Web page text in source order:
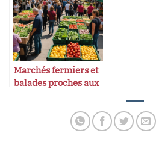
Marchés fermiers et
balades proches aux